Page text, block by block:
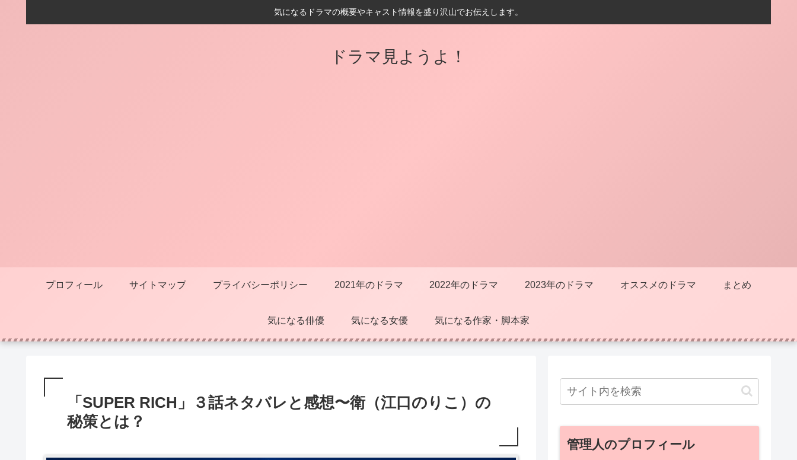
気になるドラマの概要やキャスト情報を盛り沢山でお伝えします。
ドラマ見ようよ！
プロフィール サイトマップ プライバシーポリシー 2021年のドラマ 2022年のドラマ 2023年のドラマ オススメのドラマ まとめ
気になる俳優 気になる女優 気になる作家・脚本家
「SUPER RICH」３話ネタバレと感想〜衛（江口のりこ）の
秘策とは？
管理人のプロフィール